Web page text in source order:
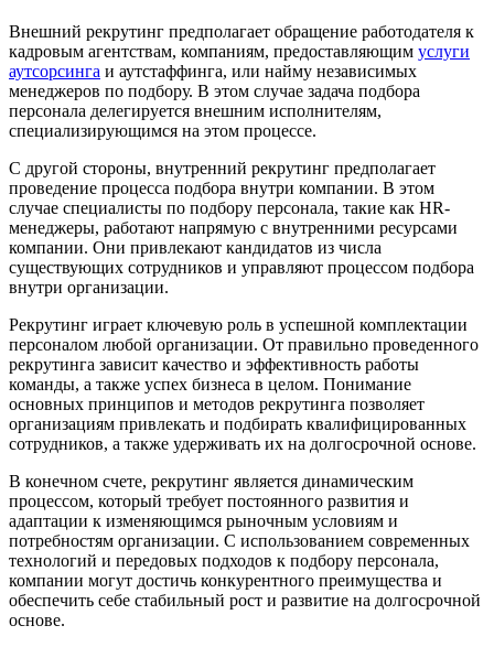
Внешний рекрутинг предполагает обращение работодателя к
кадровым агентствам, компаниям, предоставляющим услуги
аутсорсинга и аутстаффинга, или найму независимых
менеджеров по подбору. В этом случае задача подбора
персонала делегируется внешним исполнителям,
специализирующимся на этом процессе.
С другой стороны, внутренний рекрутинг предполагает
проведение процесса подбора внутри компании. В этом
случае специалисты по подбору персонала, такие как HR-
менеджеры, работают напрямую с внутренними ресурсами
компании. Они привлекают кандидатов из числа
существующих сотрудников и управляют процессом подбора
внутри организации.
Рекрутинг играет ключевую роль в успешной комплектации
персоналом любой организации. От правильно проведенного
рекрутинга зависит качество и эффективность работы
команды, а также успех бизнеса в целом. Понимание
основных принципов и методов рекрутинга позволяет
организациям привлекать и подбирать квалифицированных
сотрудников, а также удерживать их на долгосрочной основе.
В конечном счете, рекрутинг является динамическим
процессом, который требует постоянного развития и
адаптации к изменяющимся рыночным условиям и
потребностям организации. С использованием современных
технологий и передовых подходов к подбору персонала,
компании могут достичь конкурентного преимущества и
обеспечить себе стабильный рост и развитие на долгосрочной
основе.